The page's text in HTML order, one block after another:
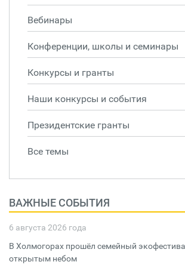
Вебинары
Конференции, школы и семинары
Конкурсы и гранты
Наши конкурсы и события
Президентские гранты
Все темы
ВАЖНЫЕ СОБЫТИЯ
6 августа 2026 года
В Холмогорах прошёл семейный
открытым небом